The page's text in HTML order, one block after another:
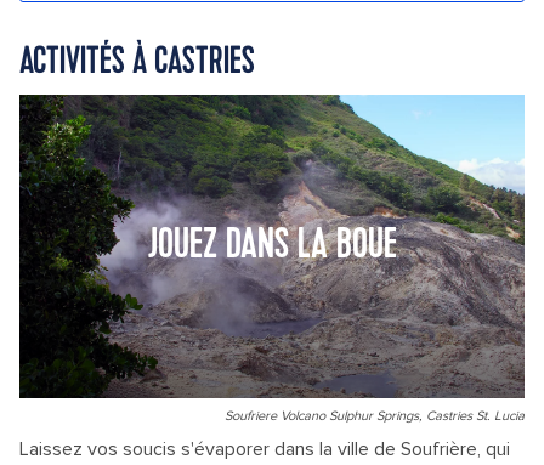
ACTIVITÉS À CASTRIES
JOUEZ DANS LA BOUE
Soufriere Volcano Sulphur Springs, Castries St. Lucia
Laissez vos soucis s'évaporer dans la ville de Soufrière, qui